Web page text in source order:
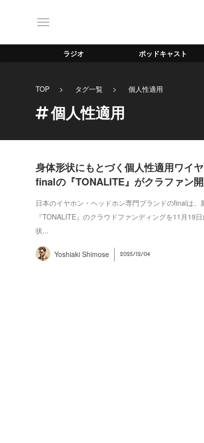
ラジオ ポッドキャスト
TOP タグ一覧 個人性適用
個人性適用
身体形状にもとづく個人性適用ワイヤ
finalの『TONALITE』がクラファン
日本のイヤホン・ヘッドホン専門ブランドのfinalは、
『TONALITE』のクラウドファンディングを11月19
状...
Yoshiaki Shimose 2025/12/04